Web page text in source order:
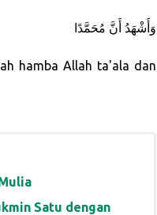
وَأَشْهَدُ أَنَّ مُحَمَّدًا
hamba Allah ta'ala dan
Satu dengan